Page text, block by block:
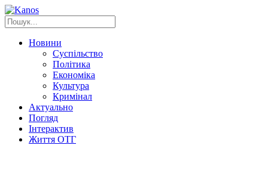
Новини
Суспільство
Політика
Економіка
Культура
Кримінал
Актуально
Погляд
Інтерактив
Життя ОТГ